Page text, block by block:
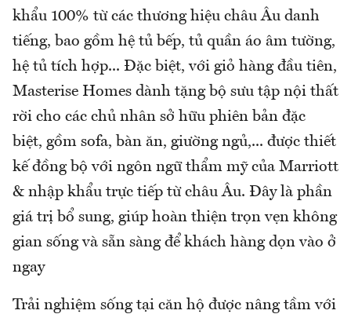
khẩu 100% từ các thương hiệu châu Âu danh
tiếng, bao gồm hệ tủ bếp, tủ quần áo âm tường,
hệ tủ tích hợp... Đặc biệt, với giỏ hàng đầu tiên,
Masterise Homes dành tặng bộ sưu tập nội thất
rời cho các chủ nhân sở hữu phiên bản đặc
biệt, gồm sofa, bàn ăn, giường ngủ,... được thiết
kế đồng bộ với ngôn ngữ thẩm mỹ của Marriott
& nhập khẩu trực tiếp từ châu Âu. Đây là phần
giá trị bổ sung, giúp hoàn thiện trọn vẹn không
gian sống và sẵn sàng để khách hàng dọn vào ở
ngay
Trải nghiệm sống tại căn hộ được nâng tầm với